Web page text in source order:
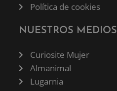
Política de cookies
NUESTROS MEDIOS
Curiosite Mujer
Almanimal
Lugarnia